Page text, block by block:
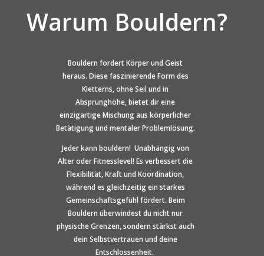
Warum Bouldern?
Bouldern fordert Körper und Geist
heraus. Diese faszinierende Form des
Kletterns, ohne Seil und in
Absprunghöhe, bietet dir eine
einzigartige Mischung aus körperlicher
Betätigung und mentaler Problemlösung.
Jeder kann bouldern! Unabhängig von
Alter oder Fitnesslevel! Es verbessert die
Flexibilität, Kraft und Koordination,
während es gleichzeitig ein starkes
Gemeinschaftsgefühl fördert. Beim
Bouldern überwindest du nicht nur
physische Grenzen, sondern stärkst auch
dein Selbstvertrauen und deine
Entschlossenheit.